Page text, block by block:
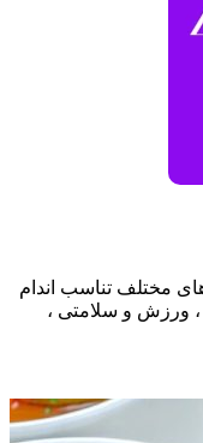
مختلف تناسب اندام
، ورزش و سلامتی ،